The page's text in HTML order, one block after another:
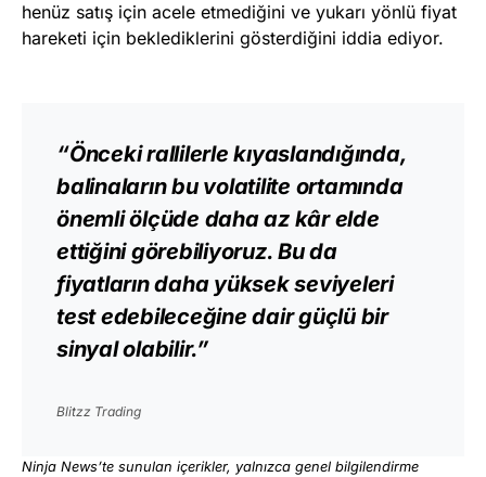
henüz satış için acele etmediğini ve yukarı yönlü fiyat
hareketi için beklediklerini gösterdiğini iddia ediyor.
“Önceki rallilerle kıyaslandığında,
balinaların bu volatilite ortamında
önemli ölçüde daha az kâr elde
ettiğini görebiliyoruz. Bu da
fiyatların daha yüksek seviyeleri
test edebileceğine dair güçlü bir
sinyal olabilir.”
Blitzz Trading
Ninja News’te sunulan içerikler, yalnızca genel bilgilendirme